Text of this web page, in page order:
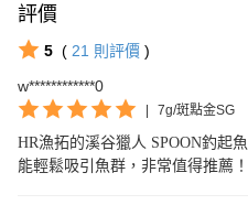
評價
5 ( 21 則評價 )
w************0
| 7g/斑點金SG
HR漁拓的溪谷獵人 SPOON釣起
能輕鬆吸引魚群，非常值得推薦！